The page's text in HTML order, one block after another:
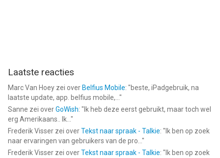
stad auto rijden school SIM 3D van Better Games Studio Pty
15.0 of hoger, geschikt bevonden voor gebruikers met
leeftijden vanaf4 jaar.
Informatie voor stad auto rijden school SIM 3Dis het laatst
vergeleken op 6 Aug om 22:01.
Laatste reacties
Marc Van Hoey zei over Belfius Mobile: "beste, iPadgebruik, na
laatste update, app. belfius mobile,... "
Sanne zei overGoWish: " Ik heb deze eerst gebruikt, maar toch wel
erg Amerikaans.. Ik... "
Frederik Visser zei overTekst naar spraak - Talkie: " Ik ben op zoek
naar ervaringen van gebruikers van de pro... "
Frederik Visser zei overTekst naar spraak - Talkie: " Ik ben op zoek